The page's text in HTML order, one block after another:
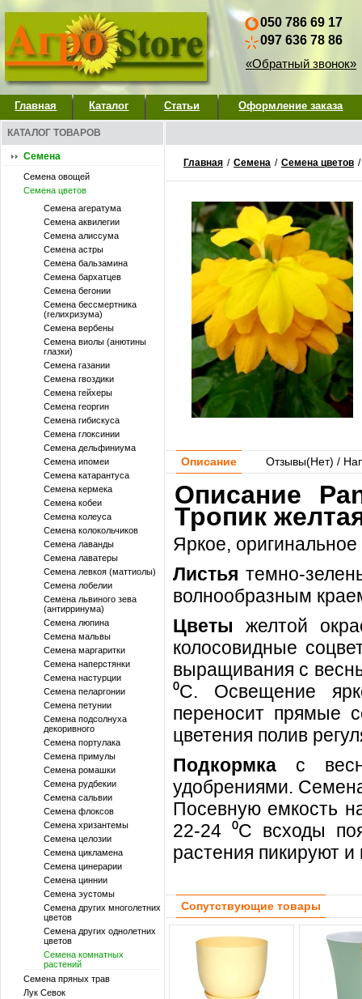
050 786 69 17
097 636 78 86
«Обратный звонок»
Главная Каталог Статьи Оформление заказа
КАТАЛОГ ТОВАРОВ
Семена
Семена овощей
Семена цветов
Семена агератума
Семена аквилегии
Семена алиссума
Семена астры
Семена бальзамина
Семена бархатцев
Семена бегонии
Семена бессмертника
(гелихризума)
Семена вербены
Семена виолы (анютины
глазки)
Семена газании
Семена гвоздики
Семена гейхеры
Семена георгин
Семена гибискуса
Семена глоксинии
Семена дельфиниума
Семена ипомеи
Семена катарантуса
Семена кермека
Семена кобеи
Семена колеуса
Семена колокольчиков
Семена лаванды
Семена лаватеры
Семена левкоя (маттиолы)
Семена лобелии
Семена львиного зева
(антирринума)
Семена люпина
Семена мальвы
Семена маргаритки
Семена наперстянки
Семена настурции
Семена пеларгонии
Семена петунии
Семена подсолнуха
декоривного
Семена портулака
Семена примулы
Семена ромашки
Семена рудбекии
Семена сальвии
Семена флоксов
Семена хризантемы
Семена целозии
Семена цикламена
Семена цинерарии
Семена циннии
Семена эустомы
Семена других многолетних
цветов
Семена других однолетних
цветов
Семена комнатных
растений
Семена пряных трав
Лук Севок
Главная / Семена / Семена цветов /
Описание Отзывы(Нет) /
Описание
Тропик
Яркое,
Листья темно-
волнообразным
Цветы желтой
колосовидные
выращивания с
⁰C. Освещение
переносит прямые
цветения полив
Подкормка с
удобрениями.
Посевную емкость
22-24 ⁰C всходы
растения пикируют
Сопутствующие товары